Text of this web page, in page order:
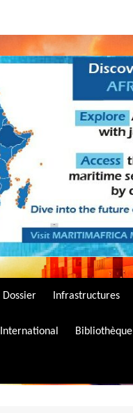
Dossier Infrastructures
International Bibliothèque